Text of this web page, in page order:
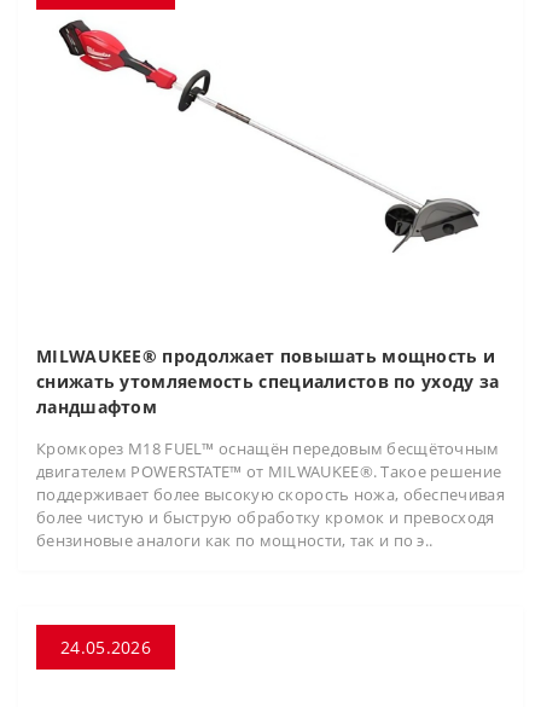
MILWAUKEE® продолжает повышать мощность и
снижать утомляемость специалистов по уходу за
ландшафтом
Кромкорез M18 FUEL™ оснащён передовым бесщёточным
двигателем POWERSTATE™ от MILWAUKEE®. Такое решение
поддерживает более высокую скорость ножа, обеспечивая
более чистую и быструю обработку кромок и превосходя
бензиновые аналоги как по мощности, так и по э..
24.05.2026